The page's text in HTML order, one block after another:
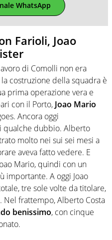
WhatsApp
Farioli, Joao
di Comolli non era
costruzione della squadra è
prima operazione vera e
con il Porto, Joao Mario
Ancora oggi
qualche dubbio. Alberto
molto nei sui sei mesi a
aveva fatto vedere. E
Mario, quindi con un
importante. A oggi Joao
tre sole volte da titolare,
Nel frattempo, Alberto Costa
benissimo, con cinque